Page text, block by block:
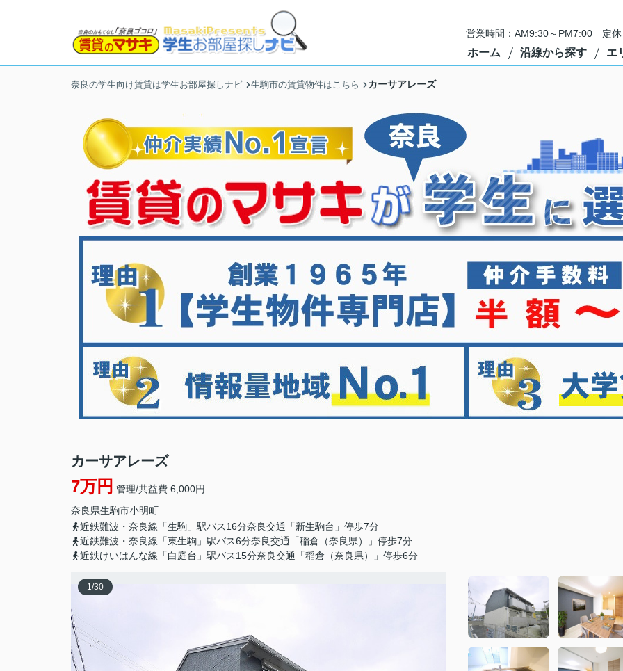
営業時間：AM9:30～PM7:00 定休
ホーム 沿線から探す エ
奈良の学生向け賃貸は学生お部屋探しナビ 生駒市の賃貸物件はこちら カーサアレーズ
カーサアレーズ
7万円 管理/共益費 6,000円
奈良県生駒市小明町
近鉄難波・奈良線「生駒」駅バス16分奈良交通「新生駒台」停歩7分
近鉄難波・奈良線「東生駒」駅バス6分奈良交通「稲倉（奈良県）」停歩7分
近鉄けいはんな線「白庭台」駅バス15分奈良交通「稲倉（奈良県）」停歩6分
1/30